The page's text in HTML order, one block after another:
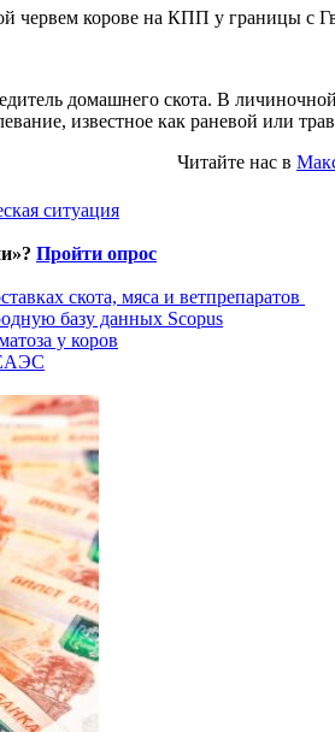
корове на КПП у границы с
домашнего скота. В
известное как раневой или
Читайте нас в
ситуация
Пройти опрос
скота, мяса и ветпрепаратов
базу данных Scopus
у коров
ЕАЭС